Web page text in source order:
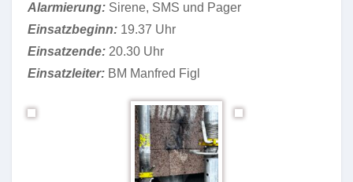
Alarmierung: Sirene, SMS und Pager
Einsatzbeginn: 19.37 Uhr
Einsatzende: 20.30 Uhr
Einsatzleiter: BM Manfred Figl